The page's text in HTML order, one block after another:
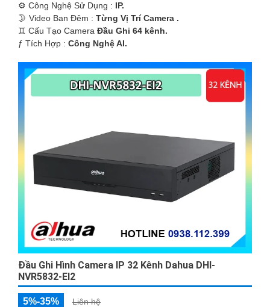
⚙ Công Nghệ Sử Dụng : IP.
🌛 Video Ban Đêm : Từng Vị Trí Camera .
♊ Cấu Tạo Camera Đầu Ghi 64 kênh.
️ƒ Tích Hợp : Công Nghệ AI.
Đầu Ghi Hình Camera IP 32 Kênh Dahua DHI-
NVR5832-EI2
5%-35% Liên hệ